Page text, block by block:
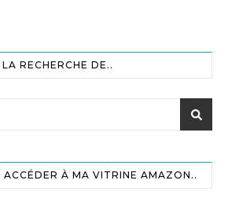
RECHERCHE DE..
ACCÉDER À MA VITRINE AMAZON..